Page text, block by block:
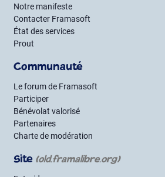
Notre manifeste
Contacter Framasoft
État des services
Prout
Communauté
Le forum de Framasoft
Participer
Bénévolat valorisé
Partenaires
Charte de modération
Site (old.framalibre.org)